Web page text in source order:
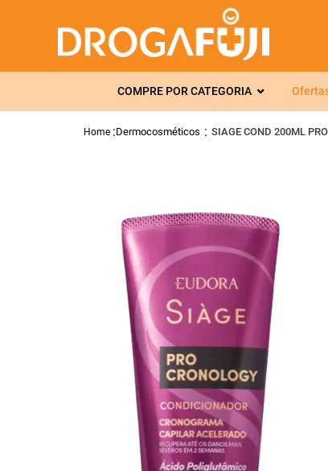
COMPRE POR CATEGORIA
Dermocosméticos SIAGE COND 200ML
TERMOS
2º
gelmax
º
7º
8
9